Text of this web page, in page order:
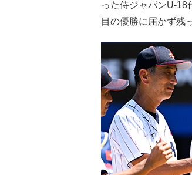
った侍ジャパンU-18
目の優勝に届かず残